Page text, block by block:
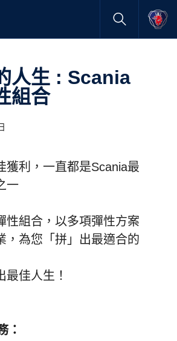
組合
獲利，一直都是Scania最
一
性組合，以多項彈性方案
，為您「拼」出最適合的
最佳人生！
：